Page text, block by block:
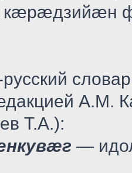
А.М.
Т.А.):
—